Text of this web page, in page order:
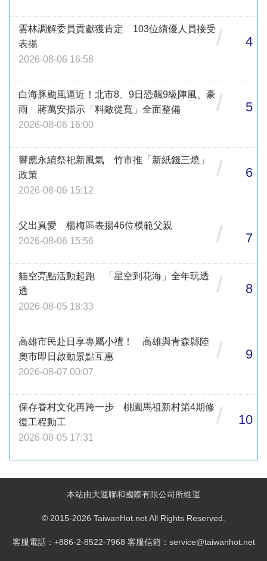
雲林調解委員貢獻獲肯定 103位績優人員接受
表揚
2026-08-06 16:58
/ 4
白海豚颱風逼近！北市8、9日恐飆9級陣風、豪
雨 蔣萬安指示「料敵從寬」全面整備
2026-08-06 16:00
/ 5
響應永續祭祀新風氣 竹市推「新紙錢三燒」
政策
2026-08-06 15:12
/ 6
父出真愛 楊梅區表揚46位模範父親
2026-08-06 15:56
/ 7
貓空亮點活動起跑 「星空到花海」全年玩透
透
2026-08-05 18:33
/ 8
高雄市民赴日享專屬小禮！ 高雄與青森縣陸
奧市即日啟動景點互惠
2026-08-07 00:07
/ 9
保存眷村文化再跨一步 桃園馬祖新村第4期修
復工程動工
2026-08-05 17:31
/ 10
本站由大運聯和國際有限公司所維運
© 2015-2026 TaiwanHot.net All Rights Reserved.
客服電話：+886-2-8522-7968 客服信箱：service@taiwanhot.net